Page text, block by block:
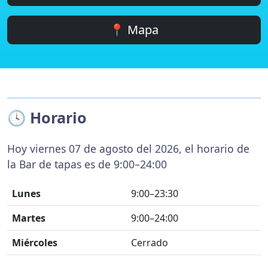
📍 Mapa
🕓 Horario
Hoy viernes 07 de agosto del 2026, el horario de
la Bar de tapas es de 9:00–24:00
Lunes
9:00–23:30
Martes
9:00–24:00
Miércoles
Cerrado